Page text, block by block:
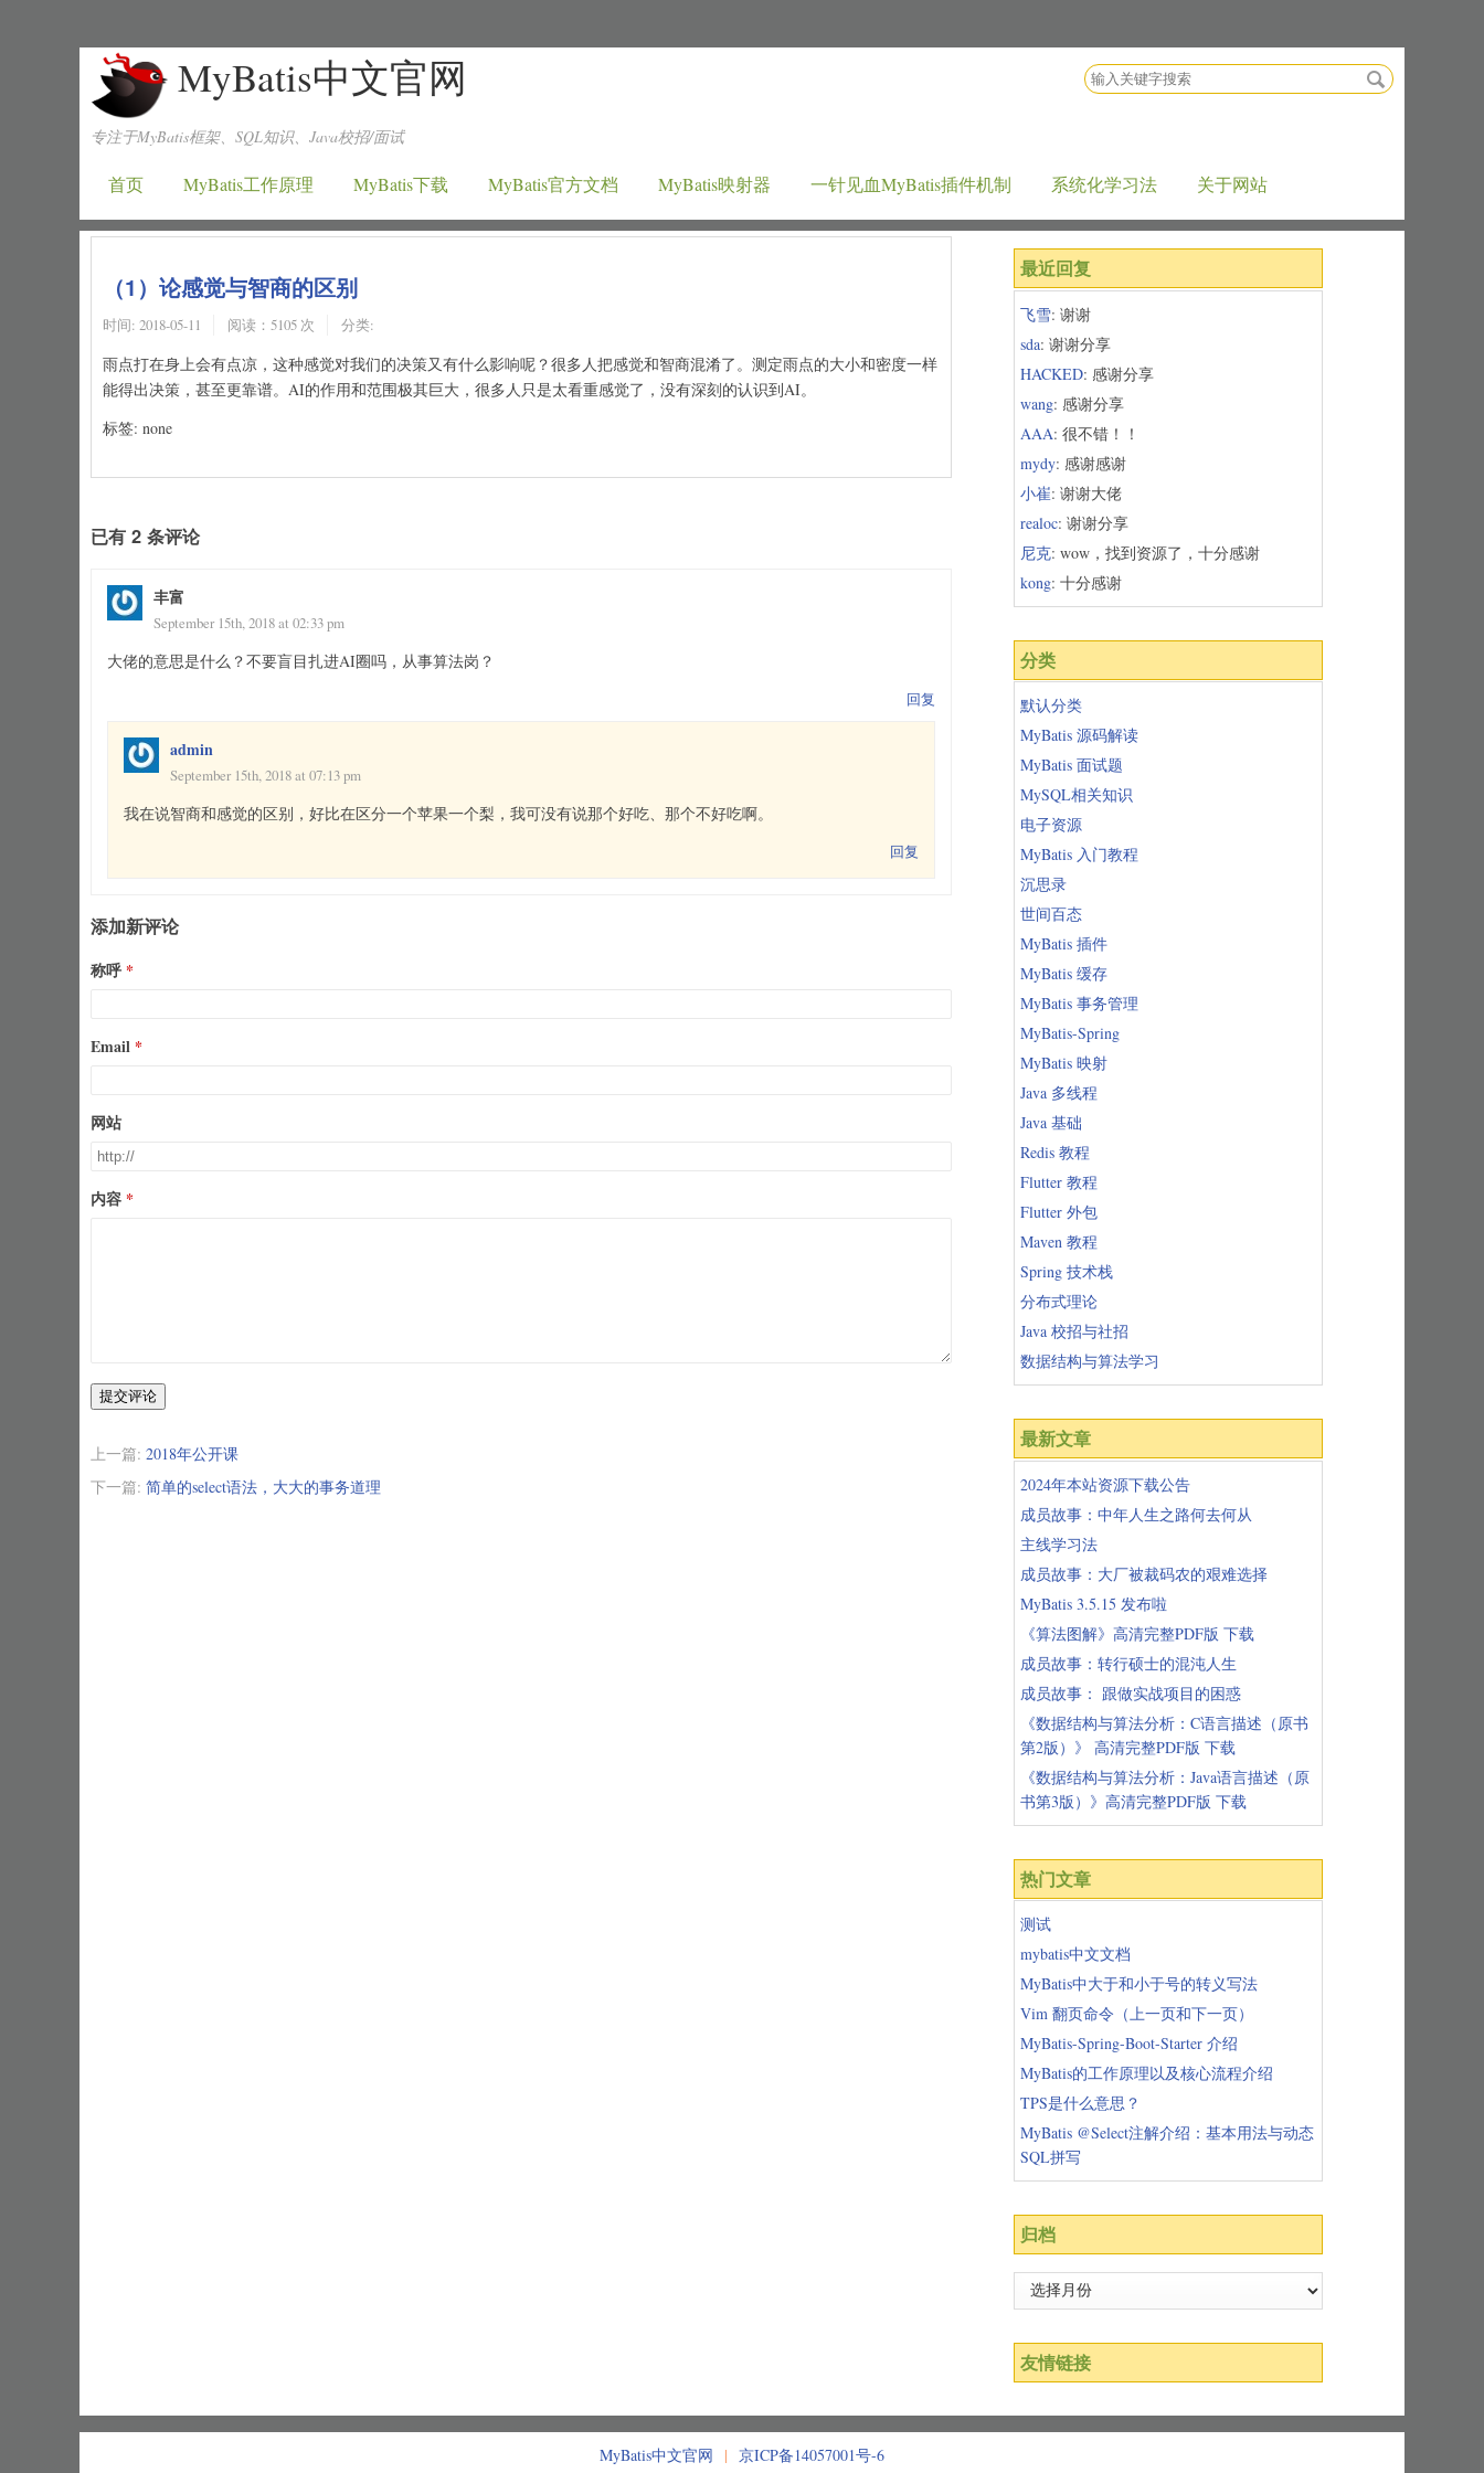
MyBatis中文官网
专注于MyBatis框架、SQL知识、Java校招/面试
搜
索
首页 MyBatis工作原理 MyBatis下载 MyBatis官方文档 MyBatis映射器 一针见血MyBatis插件机制 系统化学习法 关于网站
（1）论感觉与智商的区别
时间: 2018-05-11 阅读：5105 次 分类:
雨点打在身上会有点凉，这种感觉对我们的决策又有什么影响呢？很多人把感觉和智商混淆了。测定雨点的大小和密度一样
能得出决策，甚至更靠谱。AI的作用和范围极其巨大，很多人只是太看重感觉了，没有深刻的认识到AI。
标签: none
已有 2 条评论
丰富
September 15th, 2018 at 02:33 pm
大佬的意思是什么？不要盲目扎进AI圈吗，从事算法岗？
回复
admin
September 15th, 2018 at 07:13 pm
我在说智商和感觉的区别，好比在区分一个苹果一个梨，我可没有说那个好吃、那个不好吃啊。
回复
添加新评论
称呼
Email
网站
内容
提交评论
上一篇: 2018年公开课
下一篇: 简单的select语法，大大的事务道理
最近回复
飞雪: 谢谢
sda: 谢谢分享
HACKED: 感谢分享
wang: 感谢分享
AAA: 很不错！！
mydy: 感谢感谢
小崔: 谢谢大佬
realoc: 谢谢分享
尼克: wow，找到资源了，十分感谢
kong: 十分感谢
分类
默认分类
MyBatis 源码解读
MyBatis 面试题
MySQL相关知识
电子资源
MyBatis 入门教程
沉思录
世间百态
MyBatis 插件
MyBatis 缓存
MyBatis 事务管理
MyBatis-Spring
MyBatis 映射
Java 多线程
Java 基础
Redis 教程
Flutter 教程
Flutter 外包
Maven 教程
Spring 技术栈
分布式理论
Java 校招与社招
数据结构与算法学习
最新文章
2024年本站资源下载公告
成员故事：中年人生之路何去何从
主线学习法
成员故事：大厂被裁码农的艰难选择
MyBatis 3.5.15 发布啦
《算法图解》高清完整PDF版 下载
成员故事：转行硕士的混沌人生
成员故事： 跟做实战项目的困惑
《数据结构与算法分析：C语言描述（原书
第2版）》 高清完整PDF版 下载
《数据结构与算法分析：Java语言描述（原
书第3版）》高清完整PDF版 下载
热门文章
测试
mybatis中文文档
MyBatis中大于和小于号的转义写法
Vim 翻页命令（上一页和下一页）
MyBatis-Spring-Boot-Starter 介绍
MyBatis的工作原理以及核心流程介绍
TPS是什么意思？
MyBatis @Select注解介绍：基本用法与动态
SQL拼写
归档
友情链接
MyBatis中文官网 | 京ICP备14057001号-6